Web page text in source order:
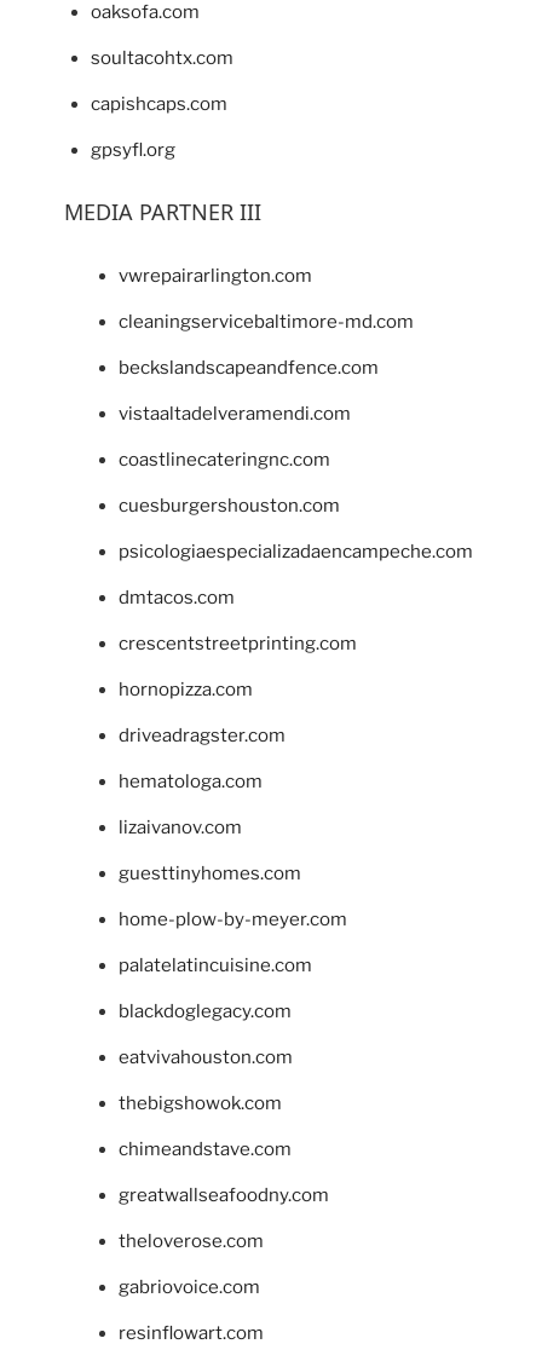
oaksofa.com
soultacohtx.com
capishcaps.com
gpsyfl.org
MEDIA PARTNER III
vwrepairarlington.com
cleaningservicebaltimore-md.com
beckslandscapeandfence.com
vistaaltadelveramendi.com
coastlinecateringnc.com
cuesburgershouston.com
psicologiaespecializadaencampeche.com
dmtacos.com
crescentstreetprinting.com
hornopizza.com
driveadragster.com
hematologa.com
lizaivanov.com
guesttinyhomes.com
home-plow-by-meyer.com
palatelatincuisine.com
blackdoglegacy.com
eatvivahouston.com
thebigshowok.com
chimeandstave.com
greatwallseafoodny.com
theloverose.com
gabriovoice.com
resinflowart.com